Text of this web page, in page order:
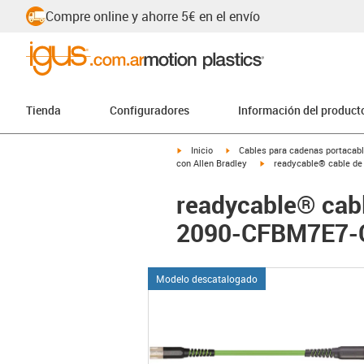
Compre online y ahorre 5€ en el envío
Tienda Configuradores Información del
igus-icon-arrow-right
Inicio igus-icon-arrow-right
Cables para cadenas
con Allen Bradley
igus-icon-arrow-right
readycable® cable de
readycable®
2090-
Modelo descatalogado